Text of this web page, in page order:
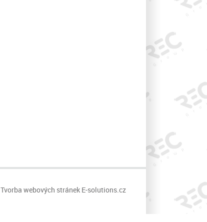
Tvorba webových stránek E-solutions.cz